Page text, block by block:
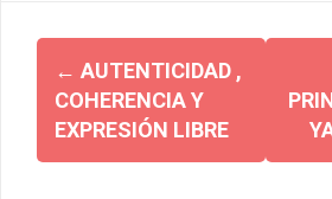
o
o
k
A
p
n
Post
navigation
← AUTENTICIDAD ,
COHERENCIA Y
EXPRESIÓN LIBRE